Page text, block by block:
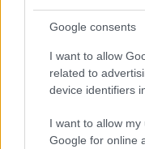
Google consents
I want to allow
related to
device identifiers
I want to allow
Google for online
TRAPESÍTETT
ÉS